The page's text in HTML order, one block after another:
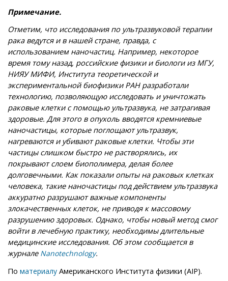
Примечание.
Отметим, что исследования по ультразвуковой терапии
рака ведутся и в нашей стране, правда, с
использованием наночастиц. Например, некоторое
время тому назад, российские физики и биологи из МГУ,
НИЯУ МИФИ, Института теоретической и
экспериментальной биофизики РАН разработали
технологию, позволяющую исследовать и уничтожать
раковые клетки с помощью ультразвука, не затрагивая
здоровые. Для этого в опухоль вводятся кремниевые
наночастицы, которые поглощают ультразвук,
нагреваются и убивают раковые клетки. Чтобы эти
частицы слишком быстро не растворялись, их
покрывают слоем биополимера, делая более
долговечными. Как показали опыты на раковых клетках
человека, такие наночастицы под действием ультразвука
аккуратно разрушают важные компоненты
злокачественных клеток, не приводя к массовому
разрушению здоровых. Однако, чтобы новый метод смог
войти в лечебную практику, необходимы длительные
медицинские исследования. Об этом сообщается в
журнале Nanotechnology.
По материалу Американского Института физики (AIP).